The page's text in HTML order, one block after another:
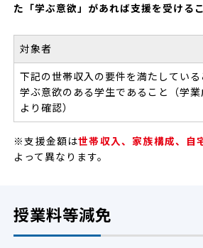
た「学ぶ意欲」があれば支援を受ける
対象者
下記の世帯収入の要件を満たしている
学ぶ意欲のある学生であること（学
より確認）
※支援金額は世帯収入、家族構成、自
よって異なります。
授業料等減免